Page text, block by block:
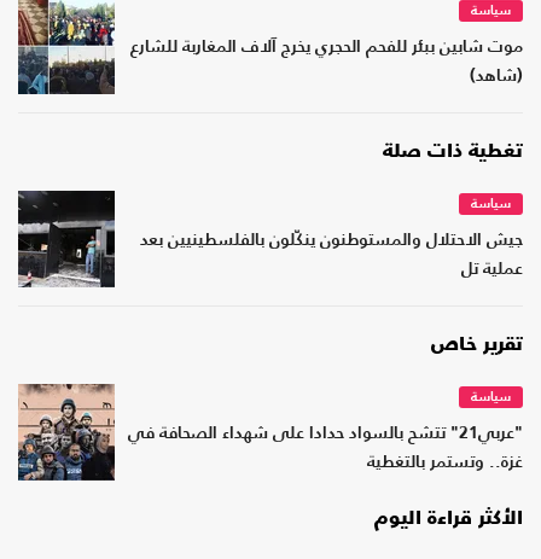
سياسة
موت شابين ببئر للفحم الحجري يخرج آلاف المغاربة للشارع
(شاهد)
تغطية ذات صلة
سياسة
جيش الاحتلال والمستوطنون ينكّلون بالفلسطينيين بعد
عملية تل
تقرير خاص
سياسة
"عربي21" تتشح بالسواد حدادا على شهداء الصحافة في
غزة.. وتستمر بالتغطية
الأكثر قراءة اليوم